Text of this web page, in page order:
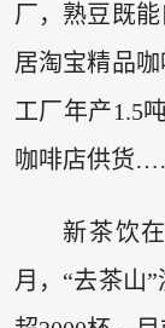
厂，熟豆既
居淘宝精品
工厂年产1.5
咖啡店供货
新茶饮
月，“去茶山